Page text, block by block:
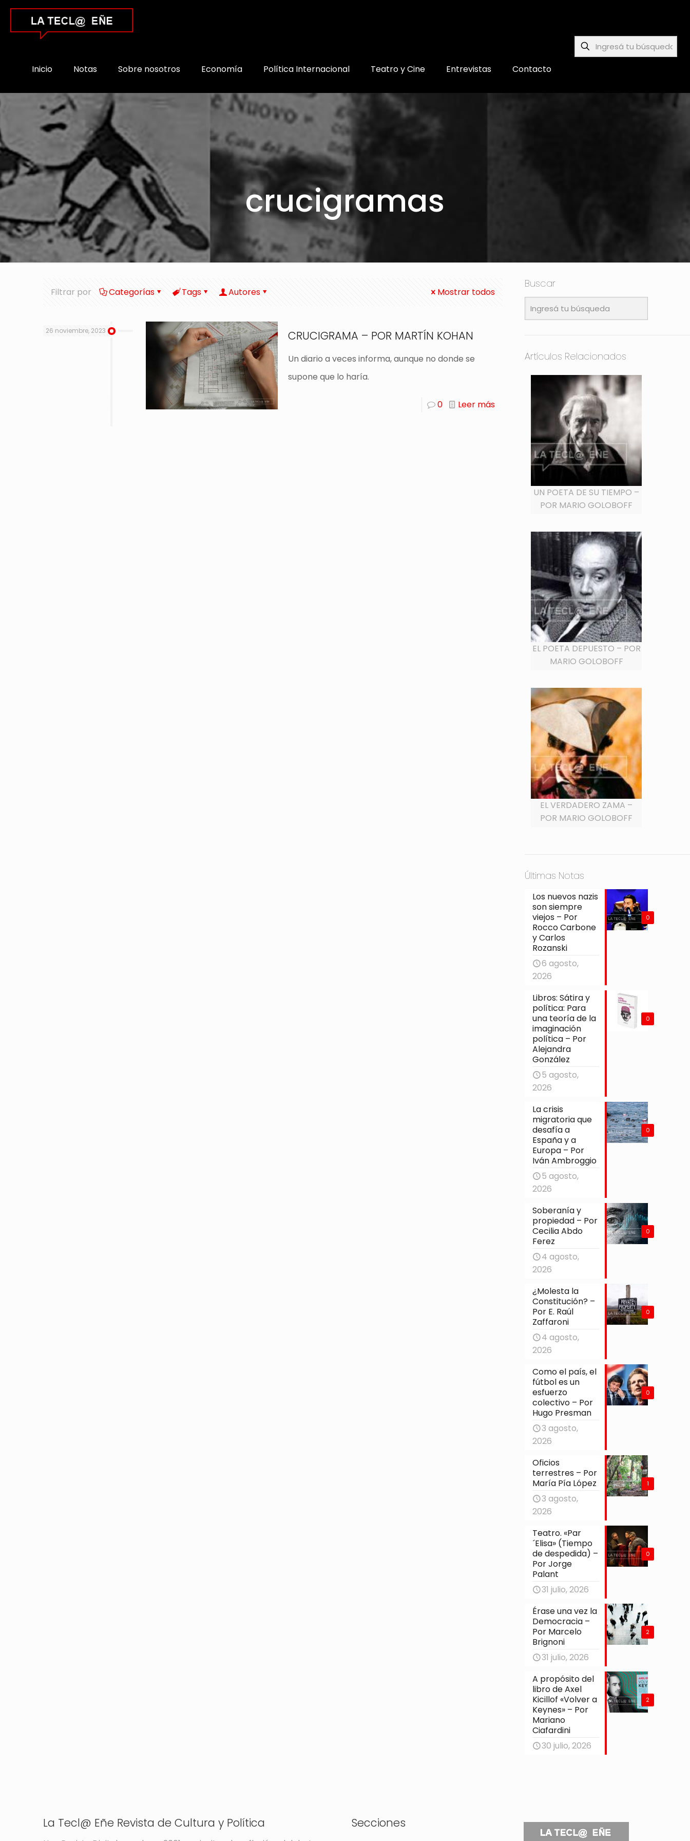
Inicio Notas Sobre nosotros Economía Política Internacional Teatro y Cine Entrevistas Contacto
crucigramas
Filtrar por Categorías Tags Autores Mostrar todos
26 noviembre, 2023 CRUCIGRAMA – POR MARTÍN KOHAN
Un diario a veces informa, aunque no donde se
supone que lo haría.
0 Leer más
Buscar
Artículos Relacionados
UN POETA DE SU TIEMPO –
POR MARIO GOLOBOFF
EL POETA DEPUESTO – POR
MARIO GOLOBOFF
EL VERDADERO ZAMA –
POR MARIO GOLOBOFF
Últimas Notas
0
Los nuevos nazis
son siempre
viejos – Por
Rocco Carbone
y Carlos
Rozanski
6 agosto,
2026
0
Libros: Sátira y
política: Para
una teoría de la
imaginación
política – Por
Alejandra
González
5 agosto,
2026
0
La crisis
migratoria que
desafía a
España y a
Europa – Por
Iván Ambroggio
5 agosto,
2026
0
Soberanía y
propiedad – Por
Cecilia Abdo
Ferez
4 agosto,
2026
0
¿Molesta la
Constitución? –
Por E. Raúl
Zaffaroni
4 agosto,
2026
0
Como el país, el
fútbol es un
esfuerzo
colectivo – Por
Hugo Presman
3 agosto,
2026
1
Oficios
terrestres – Por
María Pía López
3 agosto,
2026
0
Teatro. «Par
´Elisa» (Tiempo
de despedida) –
Por Jorge
Palant
31 julio, 2026
2
Érase una vez la
Democracia –
Por Marcelo
Brignoni
31 julio, 2026
2
A propósito del
libro de Axel
Kicillof «Volver a
Keynes» – Por
Mariano
Ciafardini
30 julio, 2026
La Tecl@ Eñe Revista de Cultura y Política Secciones